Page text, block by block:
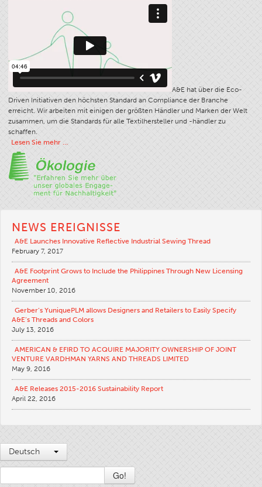
Stoffgewicht
Garninformationen
Garn-Wissenschaft
Workshops
Garnauswahl-Logik
Glossar
ANECALC
Technische Bulletins
Bekleidung
Stickerei
Vergleichstabellen
Contact
Kontakt
Careers
A&E hat über die Eco-
Driven Initiativen den höchsten Standard an Compliance der Branche
erreicht. Wir arbeiten mit einigen der größten Händler und Marken der Welt
zusammen, um die Standards für alle Textilhersteller und -händler zu
schaffen.
Lesen Sie mehr …
NEWS EREIGNISSE
A&E Launches Innovative Reflective Industrial Sewing Thread
February 7, 2017
A&E Footprint Grows to Include the Philippines Through New Licensing
Agreement
November 10, 2016
Gerber’s YuniquePLM allows Designers and Retailers to Easily Specify
A&E’s Threads and Colors
July 13, 2016
AMERICAN & EFIRD TO ACQUIRE MAJORITY OWNERSHIP OF JOINT
VENTURE VARDHMAN YARNS AND THREADS LIMITED
May 9, 2016
A&E Releases 2015-2016 Sustainability Report
April 22, 2016
Deutsch
Go!